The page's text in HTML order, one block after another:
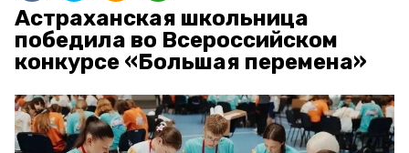
Астраханская школьница
победила во Всероссийском
конкурсе «Большая перемена»